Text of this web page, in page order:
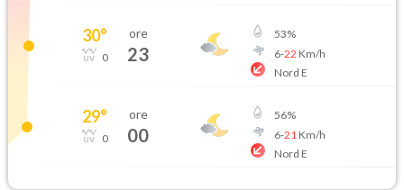
30°
0
ore
23
53%
6-22 Km/h
Nord E
29°
0
ore
00
56%
6-21 Km/h
Nord E